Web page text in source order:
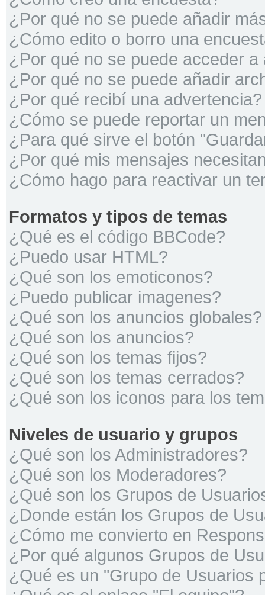
¿Por qué no se puede añadir
¿Cómo edito o borro una
¿Por qué no se puede acceder a
¿Por qué no se puede añadir
¿Por qué recibí una advertencia?
¿Cómo se puede reportar un
¿Para qué sirve el botón
¿Por qué mis mensajes
¿Cómo hago para reactivar un
Formatos y tipos de temas
¿Qué es el código BBCode?
¿Puedo usar HTML?
¿Qué son los emoticonos?
¿Puedo publicar imagenes?
¿Qué son los anuncios globales?
¿Qué son los anuncios?
¿Qué son los temas fijos?
¿Qué son los temas cerrados?
¿Qué son los iconos para los
Niveles de usuario y grupos
¿Qué son los Administradores?
¿Qué son los Moderadores?
¿Qué son los Grupos de
¿Donde están los Grupos de
¿Cómo me convierto en
¿Por qué algunos Grupos de
¿Qué es un "Grupo de Usuarios